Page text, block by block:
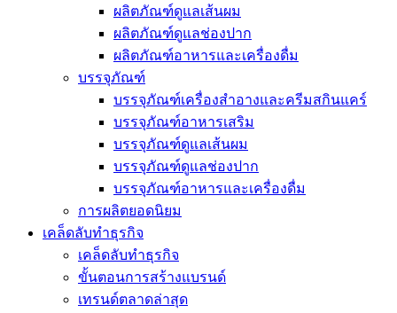
ผลิตภัณฑ์ดูแลเส้นผม
ผลิตภัณฑ์ดูแลช่องปาก
ผลิตภัณฑ์อาหารและเครื่องดื่ม
บรรจุภัณฑ์
บรรจุภัณฑ์เครื่องสำอางและครีมสกินแคร์
บรรจุภัณฑ์อาหารเสริม
บรรจุภัณฑ์ดูแลเส้นผม
บรรจุภัณฑ์ดูแลช่องปาก
บรรจุภัณฑ์อาหารและเครื่องดื่ม
การผลิตยอดนิยม
เคล็ดลับทำธุรกิจ
เคล็ดลับทำธุรกิจ
ขั้นตอนการสร้างแบรนด์
เทรนด์ตลาดล่าสุด